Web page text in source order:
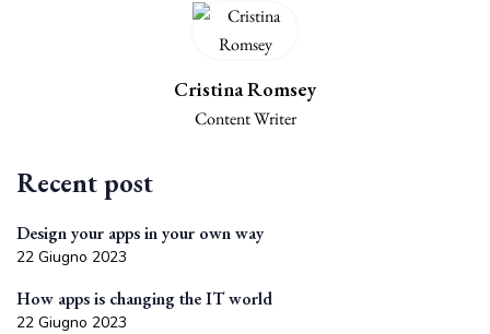
Cristina Romsey
Content Writer
Recent post
Design your apps in your own way
22 Giugno 2023
How apps is changing the IT world
22 Giugno 2023